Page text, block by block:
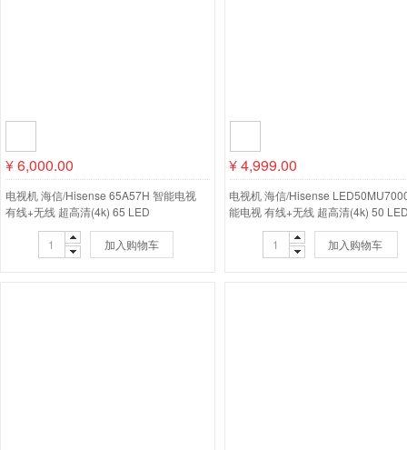
¥6,000.00
电视机 海信/Hisense 65A57H 智能电视
有线+无线 超高清(4k) 65 LED
加入购物车
¥4,999.00
电视机 海信/Hisense
能电视 有线+无线 超高清(4k) 50
加入购物车